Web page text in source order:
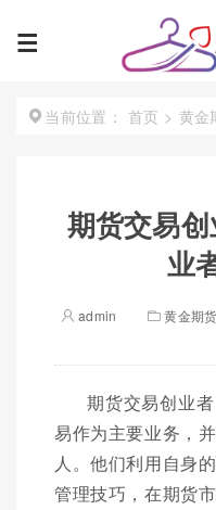
当前位置： 首页 > 黄金
期货交易
业
admin 黄金期
期货交易创业
易作为主要业务，
人。他们利用自身
管理技巧，在期货